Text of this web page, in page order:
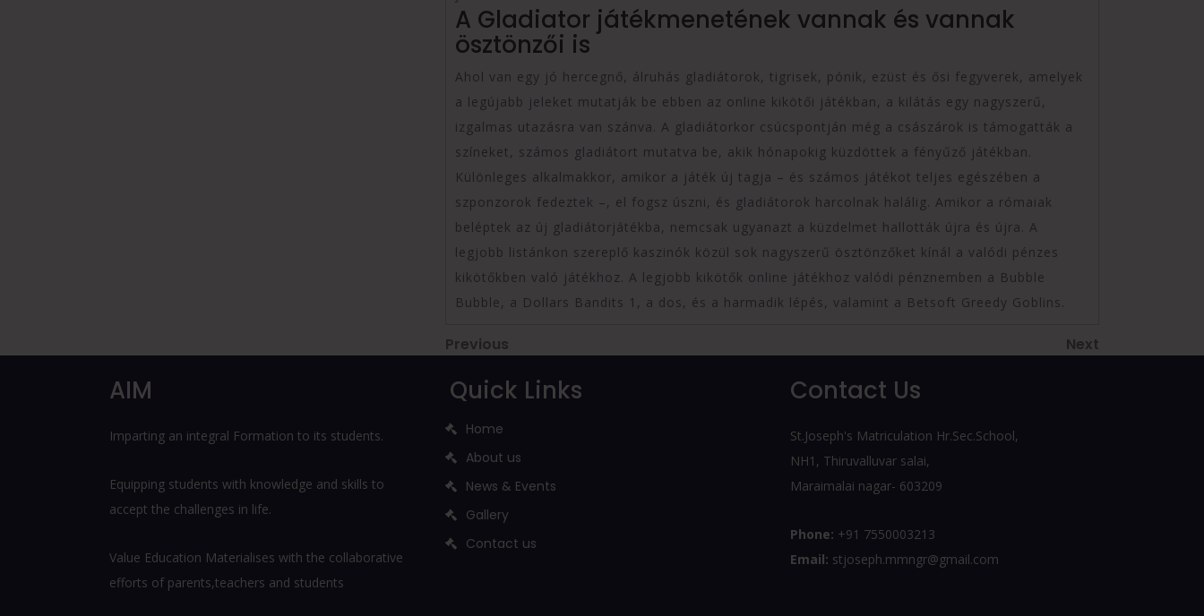
A Gladiator játékmenetének vannak és vannak
ösztönzői is
Ahol van egy jó hercegnő, álruhás gladiátorok, tigrisek, pónik, ezüst és ősi fegyverek, amelyek
a legújabb jeleket mutatják be ebben az online kikötői játékban, a kilátás egy nagyszerű,
izgalmas utazásra van szánva. A gladiátorkor csúcspontján még a császárok is támogatták a
színeket, számos gladiátort mutatva be, akik hónapokig küzdöttek a fényűző játékban.
Különleges alkalmakkor, amikor a játék új tagja – és számos játékot teljes egészében a
szponzorok fedeztek –, el fogsz úszni, és gladiátorok harcolnak halálig. Amikor a rómaiak
beléptek az új gladiátorjátékba, nemcsak ugyanazt a küzdelmet hallották újra és újra. A
legjobb listánkon szereplő kaszinók közül sok nagyszerű ösztönzőket kínál a valódi pénzes
kikötőkben való játékhoz. A legjobb kikötők online játékhoz valódi pénznemben a Bubble
Bubble, a Dollars Bandits 1, a dos, és a harmadik lépés, valamint a Betsoft Greedy Goblins.
Post
Previous
Post
Previous
Post
Next
AIM
Imparting an integral Formation to its students.
Equipping students with knowledge and skills to
accept the challenges in life.
Value Education Materialises with the collaborative
efforts of parents,teachers and students
Quick Links
Home
About us
News & Events
Gallery
Contact us
Contact Us
St.Joseph's Matriculation Hr.Sec.School,
NH1, Thiruvalluvar salai,
Maraimalai nagar- 603209
Phone: +91 7550003213
Email: stjoseph.mmngr@gmail.com